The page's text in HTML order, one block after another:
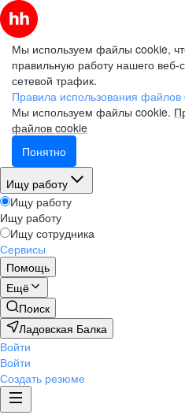
Мы используем файлы cookie,
правильную работу нашего веб-
сетевой трафик.
Правила использования файлов
Мы используем файлы cookie.
файлов cookie
Понятно
Ищу работу
Ищу работу
Ищу работу
Ищу сотрудника
Сервисы
Помощь
Ещё
Поиск
Ладовская Балка
Войти
Войти
Создать резюме